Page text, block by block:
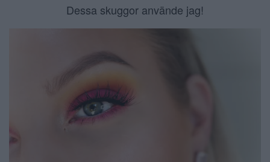
Dessa skuggor använde jag!